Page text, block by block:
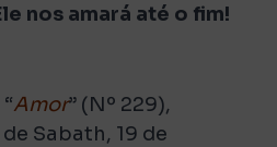
nos amará até o fim!
Amor” (Nº 229),
Sabath, 19 de